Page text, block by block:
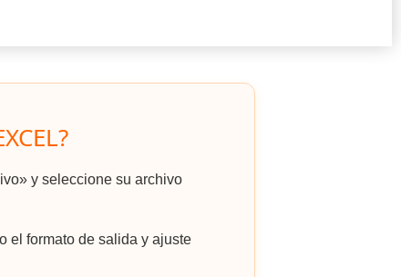
y seleccione su archivo
el formato de salida y ajuste